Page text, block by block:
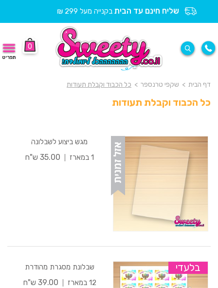
שליח חינם עד הבית בקנייה מעל 299 ₪
0
תפריט
דף הבית > שקפי טרנספר > כל הכבוד וקבלת תעודות
כל הכבוד וקבלת תעודות
מגש ביצוע לשבלונה
1 במארז
35.00 ש"ח
בלעדי
שבלונת מסגרת מהודרת
12 במארז
39.00 ש"ח